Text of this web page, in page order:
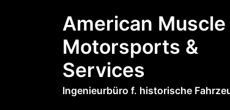
American Muscle
Motorsports &
Services
Ingenieurbüro f. historische